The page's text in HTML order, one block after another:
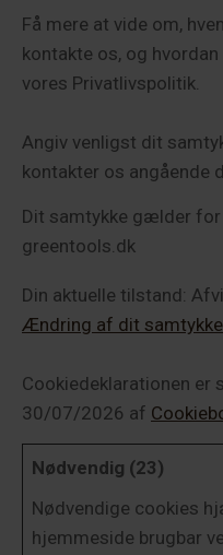
Få mere at vide om,
kontakte os, og
vores Privatlivspolitik.
Angiv venligst dit
kontakter os angående
Dit samtykke gælder
greentools.dk
Din aktuelle tilstand:
Ændring af dit samtykke
Cookiedeklarationen er
30/07/2026 af
Nødvendig (23)
Nødvendige cookies
hjemmeside brugbar